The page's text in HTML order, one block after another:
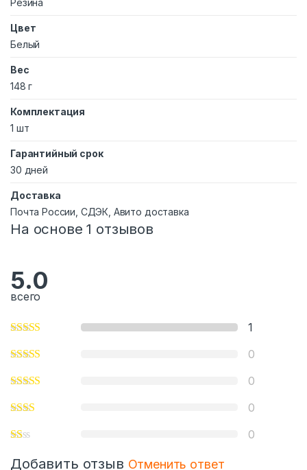
Резина
Цвет
Белый
Вес
148 г
Комплектация
1 шт
Гарантийный срок
30 дней
Доставка
Почта России, СДЭК, Авито доставка
На основе 1 отзывов
5.0
всего
1
0
0
0
0
Добавить отзыв Отменить ответ